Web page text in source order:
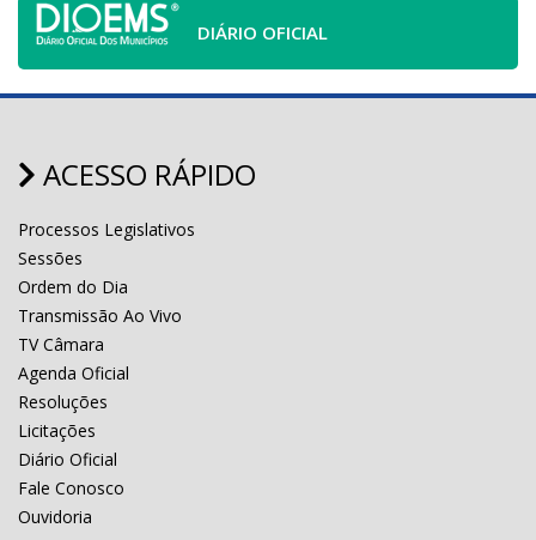
DIÁRIO OFICIAL
ACESSO RÁPIDO
Processos Legislativos
Sessões
Ordem do Dia
Transmissão Ao Vivo
TV Câmara
Agenda Oficial
Resoluções
Licitações
Diário Oficial
Fale Conosco
Ouvidoria